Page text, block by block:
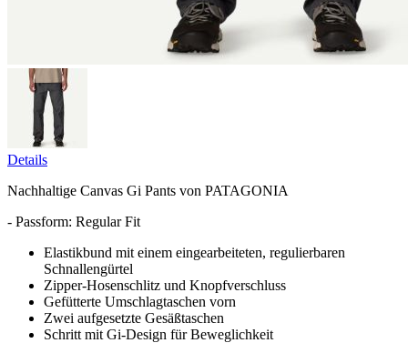
Details
Nachhaltige Canvas Gi Pants von PATAGONIA
- Passform: Regular Fit
Elastikbund mit einem eingearbeiteten, regulierbaren
Schnallengürtel
Zipper-Hosenschlitz und Knopfverschluss
Gefütterte Umschlagtaschen vorn
Zwei aufgesetzte Gesäßtaschen
Schritt mit Gi-Design für Beweglichkeit